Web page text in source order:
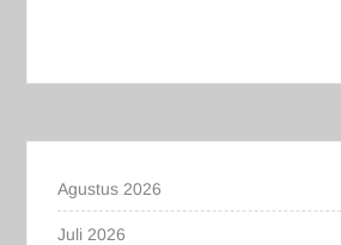
Agustus 2026
Juli 2026